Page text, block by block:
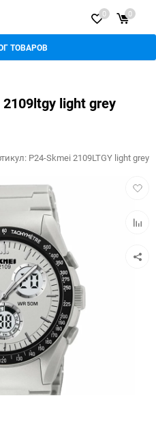
ТОВАРОВ
0 0
light grey
P24-Skmei 2109LTGY light grey